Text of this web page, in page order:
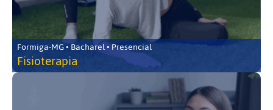
Formiga-MG • Bacharel • Presencial
Fisioterapia